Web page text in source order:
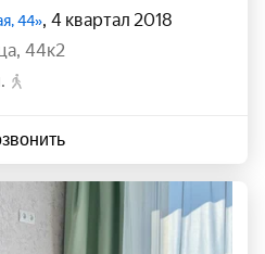
44», 4 квартал 2018
, 44к2